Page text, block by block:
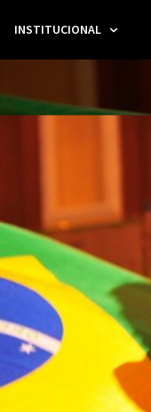
INSTITUCIONAL